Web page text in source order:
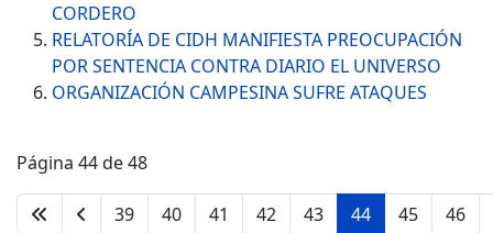
CORDERO
RELATORÍA DE CIDH MANIFIESTA PREOCUPACIÓN
POR SENTENCIA CONTRA DIARIO EL UNIVERSO
ORGANIZACIÓN CAMPESINA SUFRE ATAQUES
Página 44 de 48
39 40 41 42 43 44 45 46